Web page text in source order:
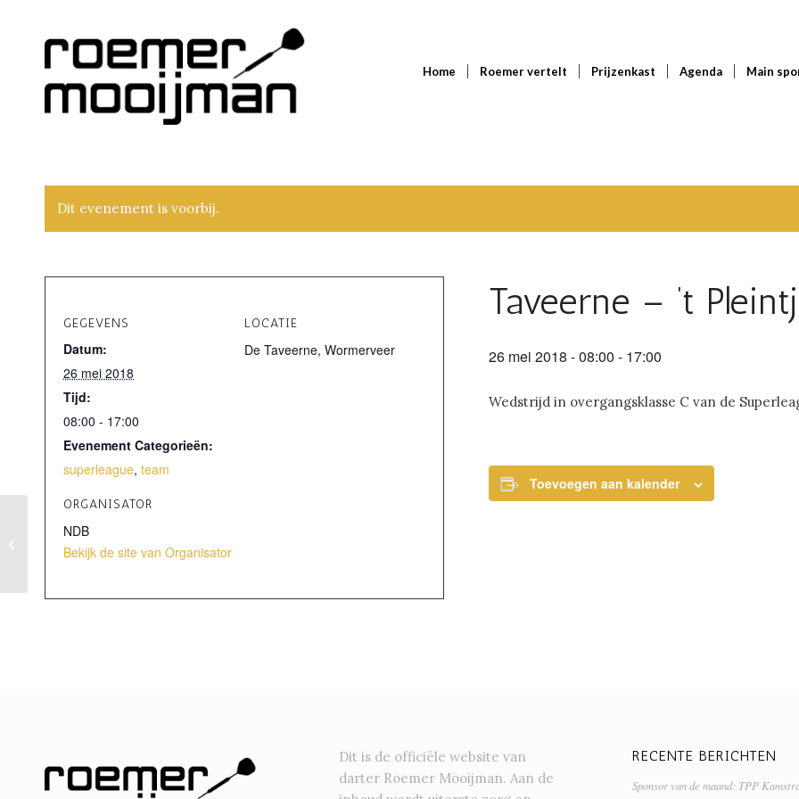
Home Roemer vertelt Prijzenkast Agenda Main
Dit evenement is voorbij.
Taveerne – ’t
26 mei 2018 - 08:00 - 17:00
Wedstrijd in overgangsklasse C van de
Toevoegen aan kalender
GEGEVENS
Datum:
26 mei 2018
Tijd:
08:00 - 17:00
Evenement Categorieën:
superleague, team
LOCATIE
De Taveerne, Wormerveer
ORGANISATOR
NDB
Bekijk de site van Organisator
Dit is de officiële website van
darter Roemer Mooijman. Aan de
RECENTE BERICHTEN
Sponsor van de maand: TPP